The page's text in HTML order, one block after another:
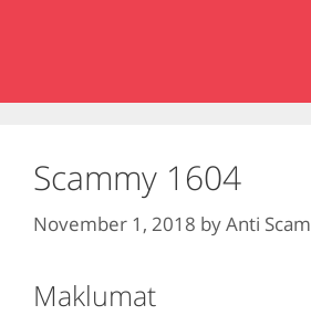
Scammy 1604
November 1, 2018 byAnti Scam
Maklumat